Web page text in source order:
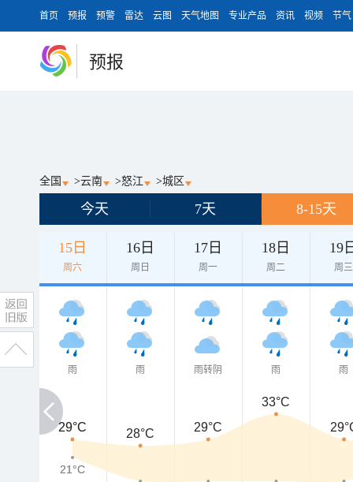
首页 预报 预警 雷达 云图 天气地图 专业产品 资讯 视频 节气
预报
全国 >云南 >怒江 >城区
今天 7天 8-15天
15日
周六
16日
周日
17日
周一
18日
周二
19
周三
雨 雨 雨转阴 雨 雨
29°C
29°C 28°C 29°C
33°C
21°C
21°C